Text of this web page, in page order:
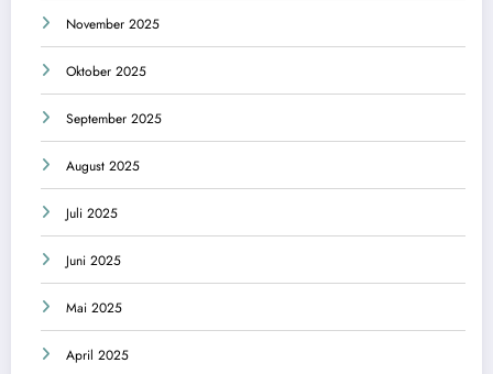
November 2025
Oktober 2025
September 2025
August 2025
Juli 2025
Juni 2025
Mai 2025
April 2025